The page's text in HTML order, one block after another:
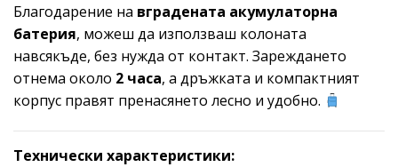
Благодарение на вградената акумулаторна
батерия, можеш да използваш колоната
навсякъде, без нужда от контакт. Зареждането
отнема около 2 часа, а дръжката и компактният
корпус правят пренасянето лесно и удобно.
Технически характеристики: